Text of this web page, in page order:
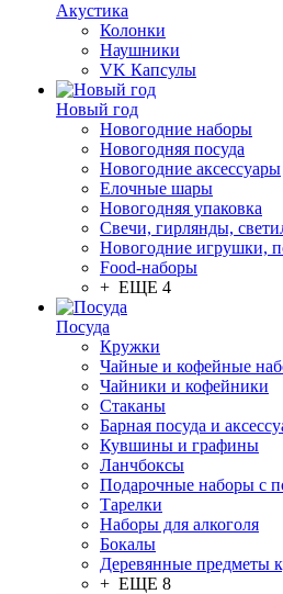
Акустика
Колонки
Наушники
VK Капсулы
Новый год
Новогодние наборы
Новогодняя посуда
Новогодние аксессуары
Елочные шары
Новогодняя упаковка
Свечи, гирлянды,
Новогодние игрушки,
Food-наборы
+ ЕЩЕ 4
Посуда
Кружки
Чайные и кофейные
Чайники и кофейники
Стаканы
Барная посуда и
Кувшины и графины
Ланчбоксы
Подарочные наборы с
Тарелки
Наборы для алкоголя
Бокалы
Деревянные предметы
+ ЕЩЕ 8